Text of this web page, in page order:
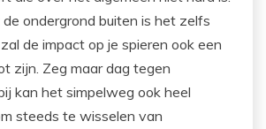
ondergrond buiten is het zelfs
de impact op je spieren ook een
zijn. Zeg maar dag tegen
kan het simpelweg ook heel
steeds te wisselen van